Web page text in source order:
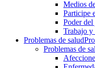
Medios
Participe
Poder del
Trabajo y
Problemas de salud
Problemas de